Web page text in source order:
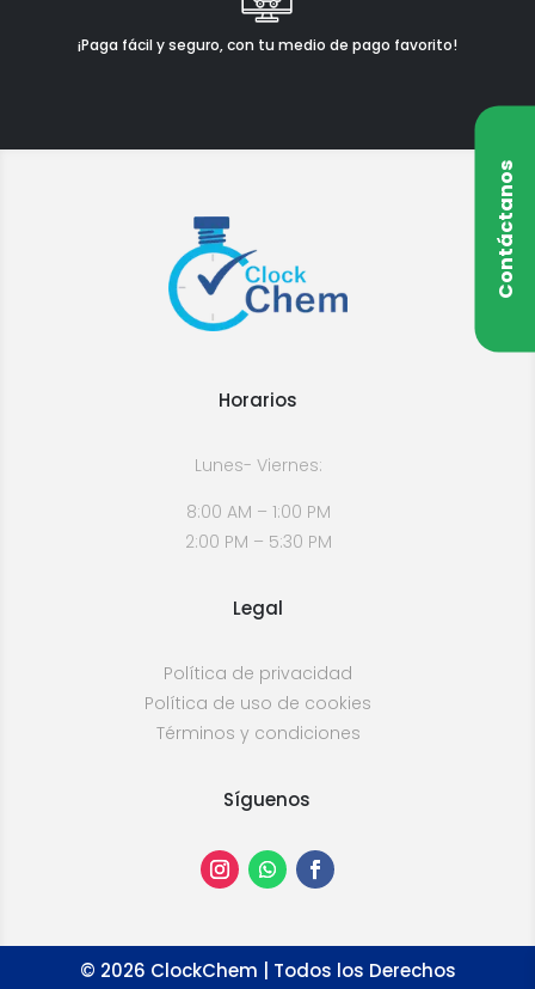
¡Paga fácil y seguro, con tu medio de pago favorito!
Contáctanos
Horarios
Lunes- Viernes:
8:00 AM – 1:00 PM
2:00 PM – 5:30 PM
Legal
Política de privacidad
Política de uso de cookies
Términos y condiciones
Síguenos
© 2026 ClockChem | Todos los Derechos